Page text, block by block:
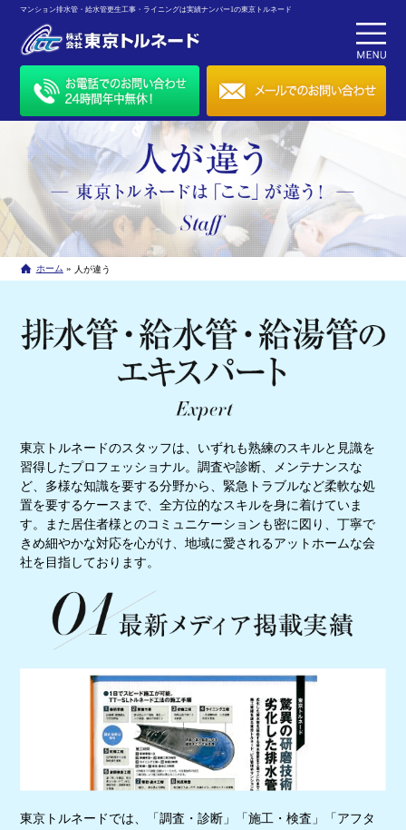
マンション排水管・給水管更生工事・ライニングは実績ナンバー1の東京トルネード
ホーム » 人が違う
東京トルネードのスタッフは、いずれも熟練のスキルと見識を
習得したプロフェッショナル。調査や診断、メンテナンスな
ど、多様な知識を要する分野から、緊急トラブルなど柔軟な処
置を要するケースまで、全方位的なスキルを身に着けていま
す。また居住者様とのコミュニケーションも密に図り、丁寧で
きめ細やかな対応を心がけ、地域に愛されるアットホームな会
社を目指しております。
東京トルネードでは、「調査・診断」「施工・検査」「アフタ